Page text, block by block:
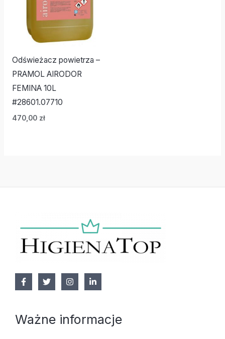
Odświeżacz powietrza –
PRAMOL AIRODOR
FEMINA 10L
#28601.07710
470,00 zł
Ważne informacje